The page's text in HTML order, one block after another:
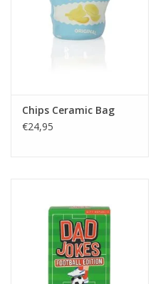
Chips Ceramic Bag
€24,95